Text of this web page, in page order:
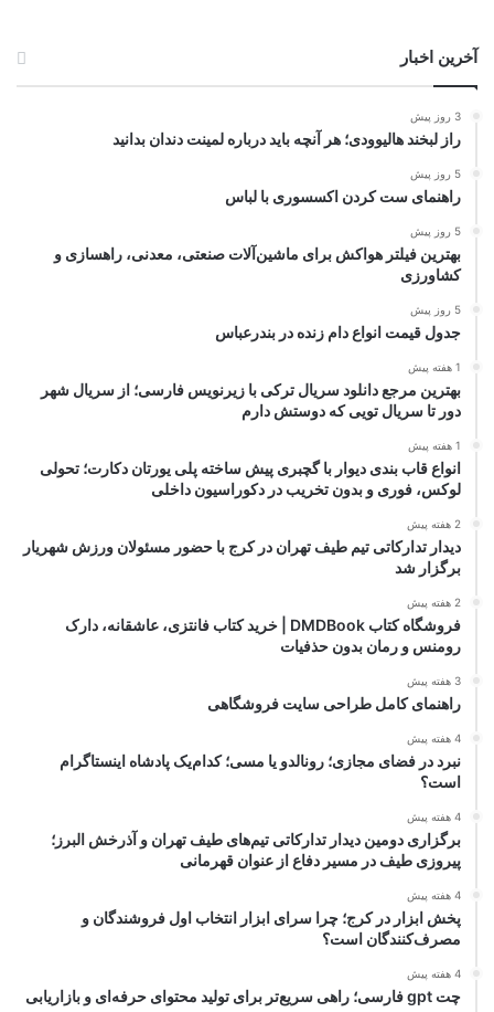
آخرین اخبار
3 روز پیش
راز لبخند هالیوودی؛ هر آنچه باید درباره لمینت دندان بدانید
5 روز پیش
راهنمای ست کردن اکسسوری با لباس
5 روز پیش
بهترین فیلتر هواکش برای ماشین‌آلات صنعتی، معدنی، راهسازی و
کشاورزی
5 روز پیش
جدول قیمت انواع دام زنده در بندرعباس
1 هفته پیش
بهترین مرجع دانلود سریال ترکی با زیرنویس فارسی؛ از سریال شهر
دور تا سریال تویی که دوستش دارم
1 هفته پیش
انواع قاب بندی دیوار با گچبری پیش ساخته پلی یورتان دکارت؛ تحولی
لوکس، فوری و بدون تخریب در دکوراسیون داخلی
2 هفته پیش
دیدار تدارکاتی تیم طیف تهران در کرج با حضور مسئولان ورزش شهریار
برگزار شد
2 هفته پیش
فروشگاه کتاب DMDBook | خرید کتاب فانتزی، عاشقانه، دارک
رومنس و رمان بدون حذفیات
3 هفته پیش
راهنمای کامل طراحی سایت فروشگاهی
4 هفته پیش
نبرد در فضای مجازی؛ رونالدو یا مسی؛ کدام‌یک پادشاه اینستاگرام
است؟
4 هفته پیش
برگزاری دومین دیدار تدارکاتی تیم‌های طیف تهران و آذرخش البرز؛
پیروزی طیف در مسیر دفاع از عنوان قهرمانی
4 هفته پیش
پخش ابزار در کرج؛ چرا سرای ابزار انتخاب اول فروشندگان و
مصرف‌کنندگان است؟
4 هفته پیش
چت gpt فارسی؛ راهی سریع‌تر برای تولید محتوای حرفه‌ای و بازاریابی